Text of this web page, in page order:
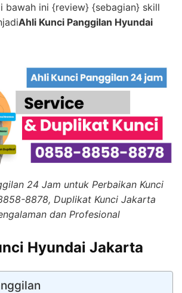
bawah ini {review} {sebagian} skill
Ahli Kunci Panggilan Hyundai
24 Jam untuk Perbaikan Kunci
8878, Duplikat Kunci Jakarta
dan Profesional
Hyundai Jakarta